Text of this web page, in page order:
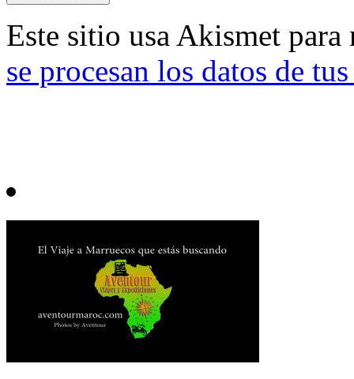
Este sitio usa Akismet
se procesan los datos de